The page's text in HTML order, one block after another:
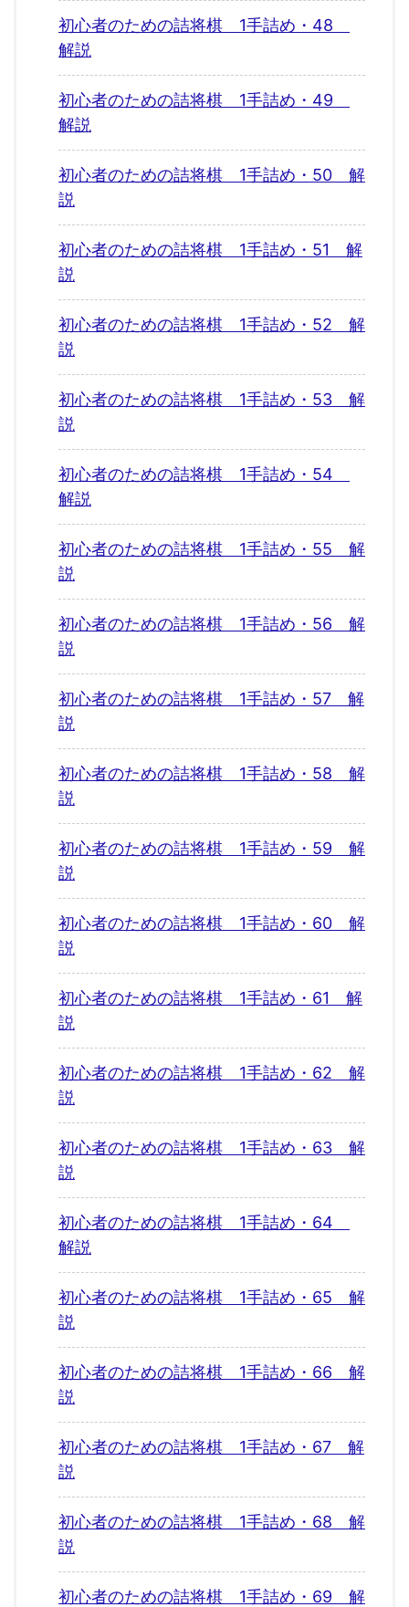
初心者のための詰将棋 1手詰め・48
解説
初心者のための詰将棋 1手詰め・49
解説
初心者のための詰将棋 1手詰め・50 解
説
初心者のための詰将棋 1手詰め・51 解
説
初心者のための詰将棋 1手詰め・52 解
説
初心者のための詰将棋 1手詰め・53 解
説
初心者のための詰将棋 1手詰め・54
解説
初心者のための詰将棋 1手詰め・55 解
説
初心者のための詰将棋 1手詰め・56 解
説
初心者のための詰将棋 1手詰め・57 解
説
初心者のための詰将棋 1手詰め・58 解
説
初心者のための詰将棋 1手詰め・59 解
説
初心者のための詰将棋 1手詰め・60 解
説
初心者のための詰将棋 1手詰め・61 解
説
初心者のための詰将棋 1手詰め・62 解
説
初心者のための詰将棋 1手詰め・63 解
説
初心者のための詰将棋 1手詰め・64
解説
初心者のための詰将棋 1手詰め・65 解
説
初心者のための詰将棋 1手詰め・66 解
説
初心者のための詰将棋 1手詰め・67 解
説
初心者のための詰将棋 1手詰め・68 解
説
初心者のための詰将棋 1手詰め・69 解